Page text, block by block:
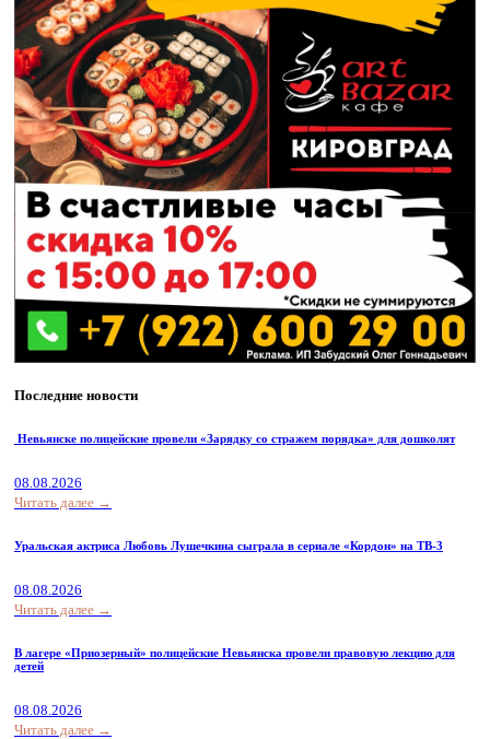
Последние новости
Невьянске полицейские провели «Зарядку со стражем порядка» для дошколят
08.08.2026
Читать далее →
Уральская актриса Любовь Лушечкина сыграла в сериале «Кордон» на ТВ-3
08.08.2026
Читать далее →
В лагере «Приозерный» полицейские Невьянска провели правовую лекцию для
детей
08.08.2026
Читать далее →